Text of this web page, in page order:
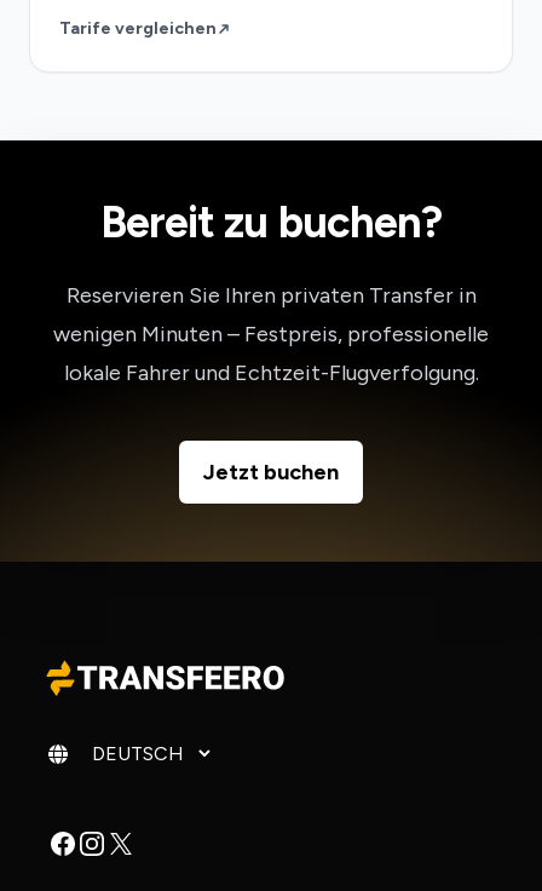
Tarife vergleichen
Bereit zu buchen?
Reservieren Sie Ihren privaten Transfer in
wenigen Minuten – Festpreis, professionelle
lokale Fahrer und Echtzeit-Flugverfolgung.
Jetzt buchen
Sprache ändern
Facebook
Instagram
X